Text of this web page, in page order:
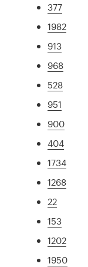
377
1982
913
968
528
951
900
404
1734
1268
22
153
1202
1950